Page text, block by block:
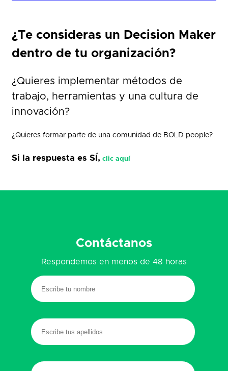
¿Te consideras un Decision Maker
dentro de tu organización?
¿Quieres implementar métodos de
trabajo, herramientas y una cultura de
innovación?
¿Quieres formar parte de una comunidad de BOLD people?
Si la respuesta es SÍ, clic aquí
Contáctanos
Respondemos en menos de 48 horas